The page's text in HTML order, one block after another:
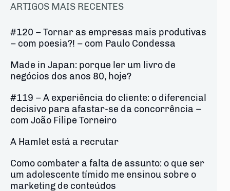
ARTIGOS MAIS RECENTES
#120 – Tornar as empresas mais produtivas
– com poesia?! – com Paulo Condessa
Made in Japan: porque ler um livro de
negócios dos anos 80, hoje?
#119 – A experiência do cliente: o diferencial
decisivo para afastar-se da concorrência –
com João Filipe Torneiro
A Hamlet está a recrutar
Como combater a falta de assunto: o que ser
um adolescente tímido me ensinou sobre o
marketing de conteúdos